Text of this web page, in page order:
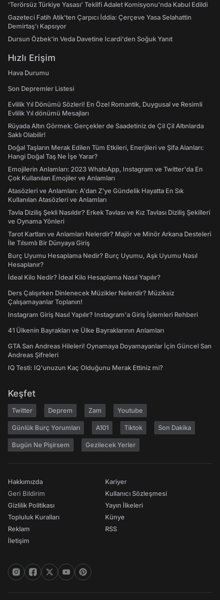
‘Terörsüz Türkiye Yasası’ Teklifi Adalet Komisyonu'nda Kabul Edildi
Gazeteci Fatih Atik'ten Çarpıcı İddia: Çerçeve Yasa Selahattin
Demirtaş'ı Kapsıyor
Dursun Özbek'in Veda Davetine Icardi'den Soğuk Yanıt
Hızlı Erişim
Hava Durumu
Son Depremler Listesi
Evlilik Yıl Dönümü Sözleri! En Özel Romantik, Duygusal ve Resimli
Evlilik Yıl dönümü Mesajları
Rüyada Altın Görmek: Gerçekler de Saadetiniz de Çil Çil Altınlarda
Saklı Olabilir!
Doğal Taşların Merak Edilen Tüm Etkileri, Enerjileri ve Şifa Alanları:
Hangi Doğal Taş Ne İşe Yarar?
Emojilerin Anlamları: 2023 WhatsApp, Instagram ve Twitter'da En
Çok Kullanılan Emojiler ve Anlamları
Atasözleri ve Anlamları: A'dan Z'ye Gündelik Hayatta En Sık
Kullanılan Atasözleri ve Anlamları
Tavla Diziliş Şekli Nasıldır? Erkek Tavlası ve Kız Tavlası Diziliş Şekilleri
ve Oynama Yönleri
Tarot Kartları ve Anlamları Nelerdir? Majör ve Minör Arkana Desteleri
İle Tılsımlı Bir Dünyaya Giriş
Burç Uyumu Hesaplama Nedir? Burç Uyumu, Aşk Uyumu Nasıl
Hesaplanır?
İdeal Kilo Nedir? İdeal Kilo Hesaplama Nasıl Yapılır?
Ders Çalışırken Dinlenecek Müzikler Nelerdir? Müziksiz
Çalışamayanlar Toplanın!
Instagram Giriş Nasıl Yapılır? Instagram'a Giriş İşlemleri Rehberi
41 Ülkenin Bayrakları ve Ülke Bayraklarının Anlamları
GTA San Andreas Hileleri! Oynamaya Doyamayanlar İçin Güncel San
Andreas Şifreleri
IQ Testi: IQ'unuzun Kaç Olduğunu Merak Ettiniz mi?
Keşfet
Twitter Deprem Zam Youtube
Günlük Burç Yorumları A101 Tiktok Son Dakika
Bugün Ne Pişirsem Gezilecek Yerler
Hakkımızda
Geri Bildirim
Gizlilik Politikası
Topluluk Kuralları
Reklam
İletişim
Kariyer
Kullanıcı Sözleşmesi
Yayın İlkeleri
Künye
RSS